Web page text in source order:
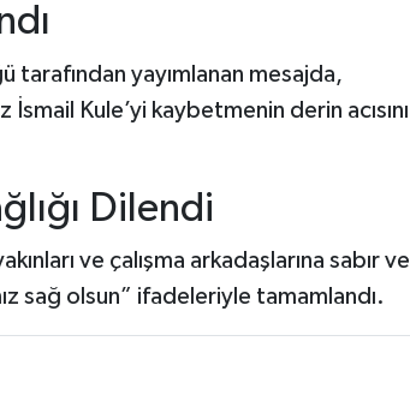
tarafından yayımlanan mesajda,
Kule’yi kaybetmenin derin acısını
Dilendi
ve çalışma arkadaşlarına sabır ve
sağ olsun” ifadeleriyle tamamlandı.